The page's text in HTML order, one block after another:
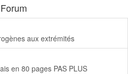
Forum
aux extrémités
en 80 pages PAS PLUS